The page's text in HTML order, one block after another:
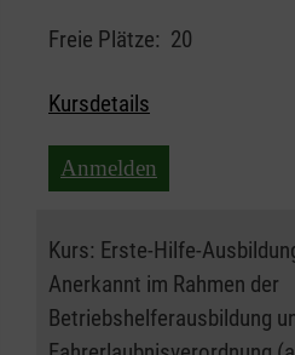
Freie Plätze: 20
Kursdetails
Anmelden
Kurs: Erste-Hilfe-
Anerkannt im Rahmen der
Betriebshelferausbildung